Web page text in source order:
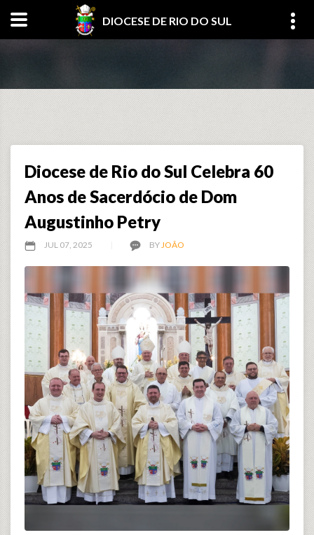
DIOCESE DE RIO DO SUL
Diocese de Rio do Sul Celebra 60
Anos de Sacerdócio de Dom
Augustinho Petry
JUL 07, 2025 BYJOÃO